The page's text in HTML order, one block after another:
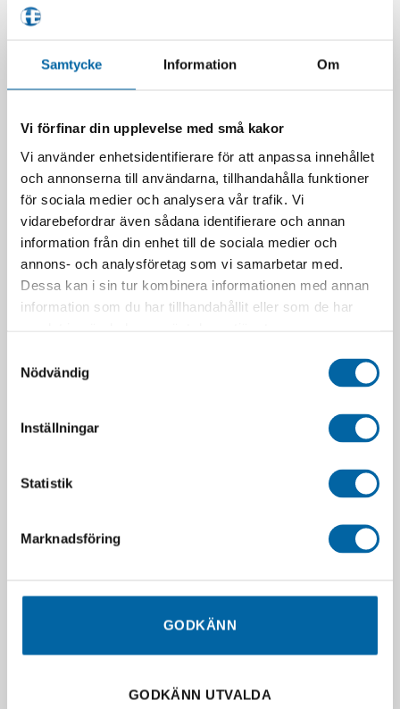
Samtycke Information Om
Vi förfinar din upplevelse med små kakor
Vi använder enhetsidentifierare för att anpassa innehållet
och annonserna till användarna, tillhandahålla funktioner
för sociala medier och analysera vår trafik. Vi
vidarebefordrar även sådana identifierare och annan
information från din enhet till de sociala medier och
annons- och analysföretag som vi samarbetar med.
Dessa kan i sin tur kombinera informationen med annan
information som du har tillhandahållit eller som de har
Nödvändig
Inställningar
Statistik
Marknadsföring
GODKÄNN
GODKÄNN UTVALDA
Can-Am Driver Full Wrap
SLUT I LAGER
Vinduta Flare Kimpex YA: